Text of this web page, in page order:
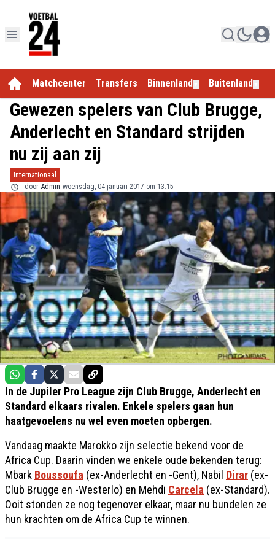
Matchcenter Transfers Binnenland Buitenland
Gewezen spelers van Club Brugge,
Anderlecht en Standard strijden
nu zij aan zij
Internationaal
door Admin woensdag, 04 januari 2017 om 13:15
In de Jupiler Pro League zijn Club Brugge, Anderlecht en
Standard elkaars rivalen. Enkele spelers gaan hun
haatgevoelens nu wel even moeten opbergen.
Vandaag maakte Marokko zijn selectie bekend voor de
Africa Cup. Daarin vinden we enkele oude bekenden terug:
Mbark Boussoufa (ex-Anderlecht en -Gent), Nabil Dirar (ex-
Club Brugge en -Westerlo) en Mehdi Carcela (ex-Standard).
Ooit stonden ze nog tegenover elkaar, maar nu bundelen ze
hun krachten om de Africa Cup te winnen.